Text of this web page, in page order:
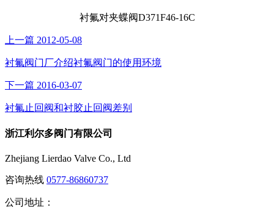
衬氟对夹蝶阀D371F46-16C
上一篇 2012-05-08
衬氟阀门厂介绍衬氟阀门的使用环境
下一篇 2016-03-07
衬氟止回阀和衬胶止回阀差别
浙江利尔多阀门有限公司
Zhejiang Lierdao Valve Co., Ltd
咨询热线 0577-86860737
公司地址：